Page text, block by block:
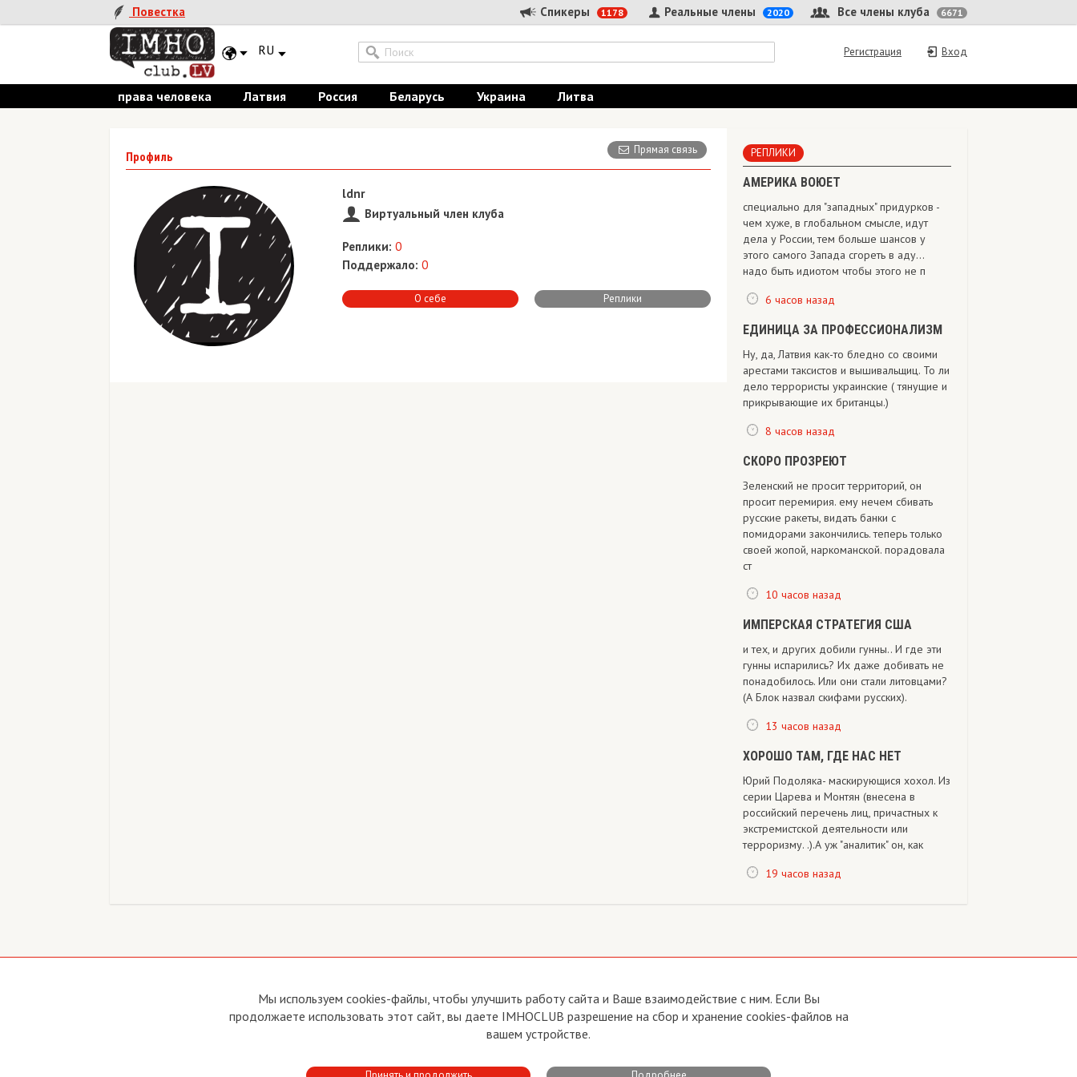
Повестка Спикеры 1178 Все члены клуба 6671
Реальные члены 2020
RU Вход
Регистрация
права человека Латвия Россия Беларусь Украина Литва
Профиль
Прямая связь
ldnr
Виртуальный член клуба
Реплики: 0
Поддержало: 0
О себе Реплики
РЕПЛИКИ
АМЕРИКА ВОЮЕТ
специально для "западных" придурков -
чем хуже, в глобальном смысле, идут
дела у России, тем больше шансов у
этого самого Запада сгореть в аду...
надо быть идиотом чтобы этого не п
6 часов назад
ЕДИНИЦА ЗА ПРОФЕССИОНАЛИЗМ
Ну, да, Латвия как-то бледно со своими
арестами таксистов и вышивальщиц. То ли
дело террористы украинские ( тянущие и
прикрывающие их британцы.)
8 часов назад
СКОРО ПРОЗРЕЮТ
Зеленский не просит территорий, он
просит перемирия. ему нечем сбивать
русские ракеты, видать банки с
помидорами закончились. теперь только
своей жопой, наркоманской. порадовала
ст
10 часов назад
ИМПЕРСКАЯ СТРАТЕГИЯ США
и тех, и других добили гунны.. И где эти
гунны испарились? Их даже добивать не
понадобилось. Или они стали литовцами?
(А Блок назвал скифами русских).
13 часов назад
ХОРОШО ТАМ, ГДЕ НАС НЕТ
Юрий Подоляка- маскирующися хохол. Из
серии Царева и Монтян (внесена в
российский перечень лиц, причастных к
экстремистской деятельности или
терроризму. .).А уж "аналитик" он, как
19 часов назад
Устав
Прямая связь c членами клуба
Реклама
Мы используем cookies-файлы, чтобы улучшить работу сайта и Ваше взаимодействие с ним. Если Вы
продолжаете использовать этот сайт, вы даете IMHOCLUB разрешение на сбор и хранение cookies-файлов на
вашем устройстве.